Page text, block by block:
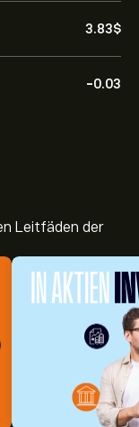
3.83‎$‎
-0.03
Leitfäden der